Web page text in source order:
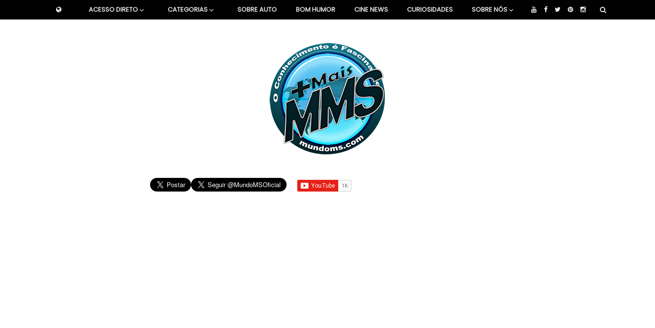
ACESSO DIRETO CATEGORIAS SOBRE AUTO BOM HUMOR CINE NEWS CURIOSIDADES SOBRE NÓS